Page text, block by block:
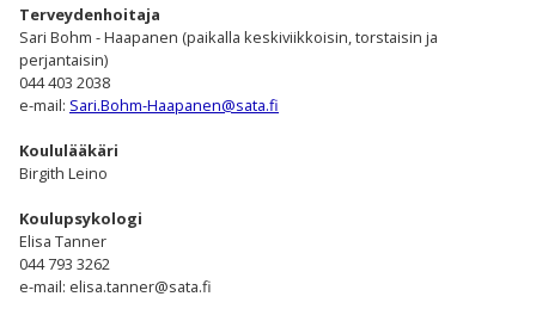
Terveydenhoitaja
Sari Bohm - Haapanen (paikalla keskiviikkoisin, torstaisin ja
perjantaisin)
044 403 2038
e-mail: Sari.Bohm-Haapanen@sata.fi
Koululääkäri
Birgith Leino
Koulupsykologi
Elisa Tanner
044 793 3262
e-mail: elisa.tanner@sata.fi